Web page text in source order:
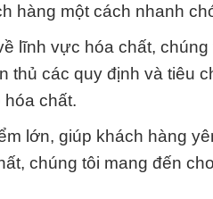
hàng một cách nhanh
lĩnh vực hóa chất,
thủ các quy định và tiêu
hóa chất.
lớn, giúp khách hàng
chúng tôi mang đến